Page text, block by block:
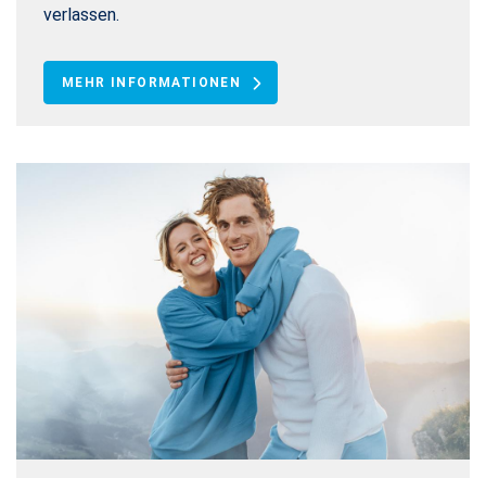
verlassen.
MEHR INFORMATIONEN